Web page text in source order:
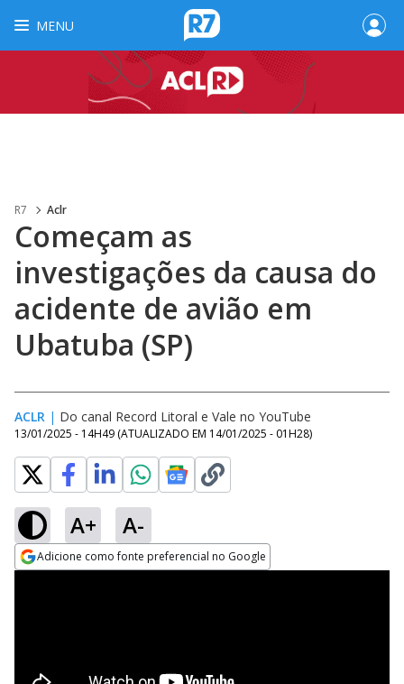
MENU
R7 Aclr
Começam as
investigações da causa do
acidente de avião em
Ubatuba (SP)
ACLR | Do canal Record Litoral e Vale no YouTube
13/01/2025 - 14H49 (ATUALIZADO EM 14/01/2025 - 01H28)
A+ A-
Adicione como fonte preferencial no Google